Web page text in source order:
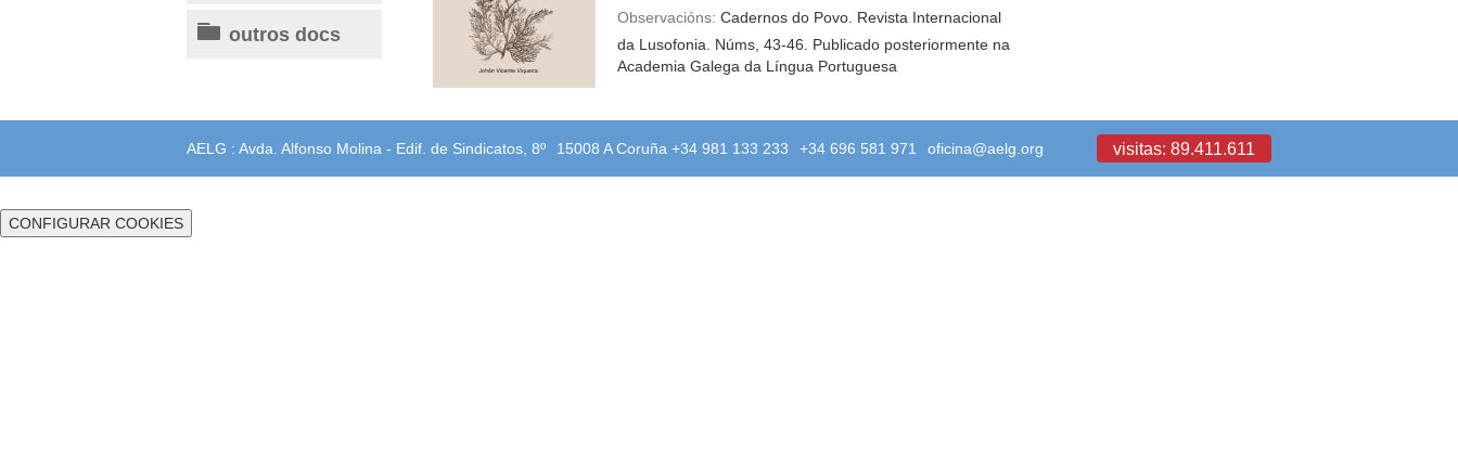
outros docs
Observacións: Cadernos do Povo. Revista Internacional
da Lusofonia. Núms, 43-46. Publicado posteriormente na
Academia Galega da Língua Portuguesa
AELG : Avda. Alfonso Molina - Edif. de Sindicatos, 8º 15008 A Coruña +34 981 133 233 +34 696 581 971 oficina@aelg.org visitas: 89.411.611
CONFIGURAR COOKIES